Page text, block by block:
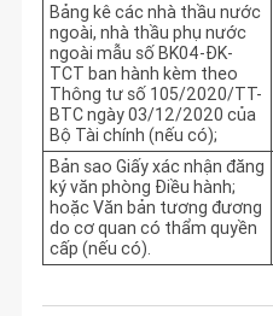
Bảng kê các nhà thầu nước
ngoài, nhà thầu phụ nước
ngoài mẫu số BK04-ĐK-
TCT ban hành kèm theo
Thông tư số 105/2020/TT-
BTC ngày 03/12/2020 của
Bộ Tài chính (nếu có);
Bản sao Giấy xác nhận đăng
ký văn phòng Điều hành;
hoặc Văn bản tương đương
do cơ quan có thẩm quyền
cấp (nếu có).